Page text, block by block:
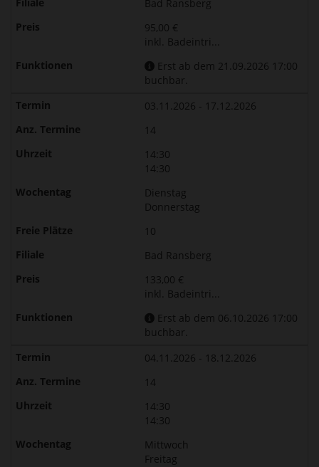
Bad Ransberg
95,00 €
inkl. Badeintri...
Erst ab dem 21.09.2026 17:00
buchbar.
03.11.2026 - 17.12.2026
14
14:30
14:30
Dienstag
Donnerstag
10
Bad Ransberg
133,00 €
inkl. Badeintri...
Erst ab dem 06.10.2026 17:00
buchbar.
04.11.2026 - 18.12.2026
14
14:30
14:30
Mittwoch
Freitag